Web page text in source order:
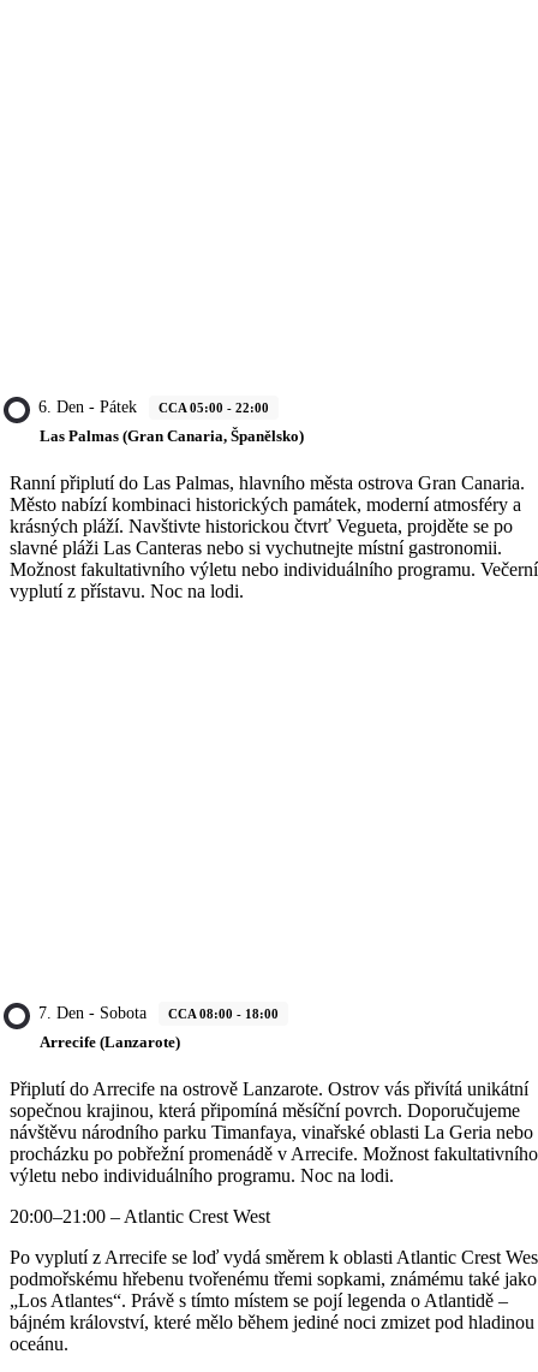
6. Den - Pátek CCA 05:00 - 22:00
Las Palmas (Gran Canaria, Španělsko)
Ranní připlutí do Las Palmas, hlavního města ostrova Gran Canaria.
Město nabízí kombinaci historických památek, moderní atmosféry a
krásných pláží. Navštivte historickou čtvrť Vegueta, projděte se po
slavné pláži Las Canteras nebo si vychutnejte místní gastronomii.
Možnost fakultativního výletu nebo individuálního programu. Večerní
vyplutí z přístavu. Noc na lodi.
7. Den - Sobota CCA 08:00 - 18:00
Arrecife (Lanzarote)
Připlutí do Arrecife na ostrově Lanzarote. Ostrov vás přivítá unikátní
sopečnou krajinou, která připomíná měsíční povrch. Doporučujeme
návštěvu národního parku Timanfaya, vinařské oblasti La Geria nebo
procházku po pobřežní promenádě v Arrecife. Možnost fakultativního
výletu nebo individuálního programu. Noc na lodi.
20:00–21:00 – Atlantic Crest West
Po vyplutí z Arrecife se loď vydá směrem k oblasti Atlantic Crest
podmořskému hřebenu tvořenému třemi sopkami, známému také jako
„Los Atlantes“. Právě s tímto místem se pojí legenda o Atlantidě –
bájném království, které mělo během jediné noci zmizet pod hladinou
oceánu.